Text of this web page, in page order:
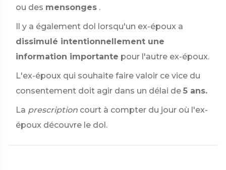
ou des mensonges .
Il y a également dol lorsqu'un ex-époux a
dissimulé intentionnellement une
information importante pour l'autre ex-époux.
L'ex-époux qui souhaite faire valoir ce vice du
consentement doit agir dans un délai de 5 ans.
La prescription court à compter du jour où l'ex-
époux découvre le dol.